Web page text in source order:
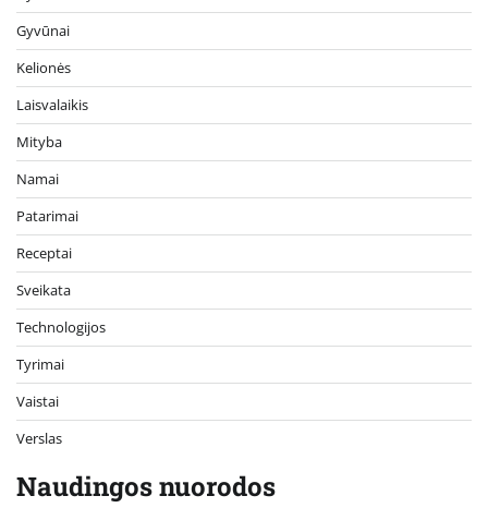
Gyvūnai
Kelionės
Laisvalaikis
Mityba
Namai
Patarimai
Receptai
Sveikata
Technologijos
Tyrimai
Vaistai
Verslas
Naudingos nuorodos